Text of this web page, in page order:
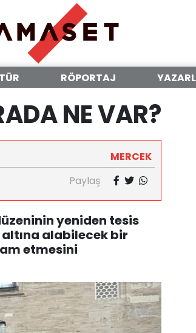
RÖPORTAJ
NE VAR?
MERCEK
Paylaş
yeniden tesis
alabilecek bir
etmesini